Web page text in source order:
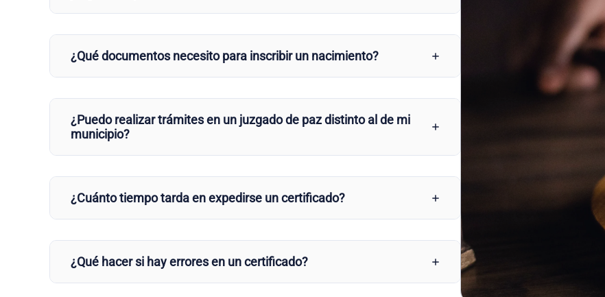
¿Qué documentos necesito para inscribir un nacimiento?
¿Puedo realizar trámites en un juzgado de paz distinto al de mi
municipio?
¿Cuánto tiempo tarda en expedirse un certificado?
¿Qué hacer si hay errores en un certificado?